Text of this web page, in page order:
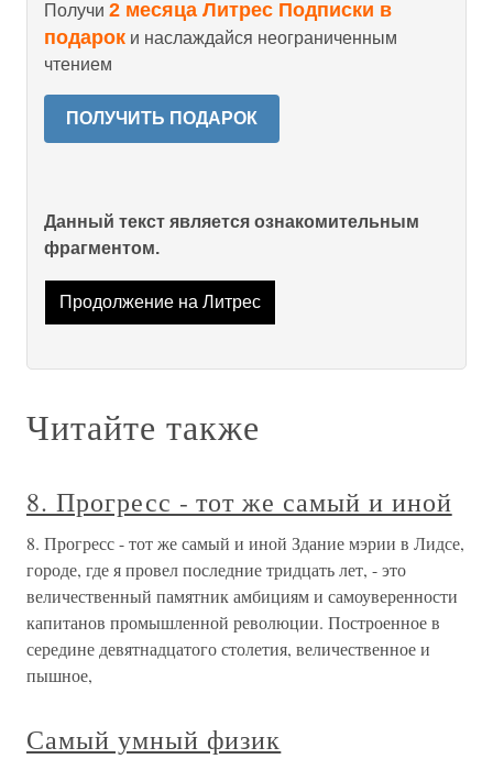
Получи 2 месяца Литрес Подписки в
подарок и наслаждайся неограниченным
чтением
ПОЛУЧИТЬ ПОДАРОК
Данный текст является ознакомительным
фрагментом.
Продолжение на Литрес
Читайте также
8. Прогресс - тот же самый и иной
8. Прогресс - тот же самый и иной Здание мэрии в Лидсе,
городе, где я провел последние тридцать лет, - это
величественный памятник амбициям и самоуверенности
капитанов промышленной революции. Построенное в
середине девятнадцатого столетия, величественное и
пышное,
Самый умный физик